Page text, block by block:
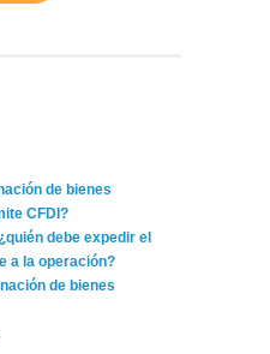
de bienes
CFDI?
debe expedir el
a la operación?
de bienes